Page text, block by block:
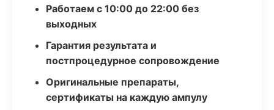
Работаем с 10:00 до 22:00 без
выходных
Гарантия результата и
постпроцедурное сопровождение
Оригинальные препараты,
сертификаты на каждую ампулу